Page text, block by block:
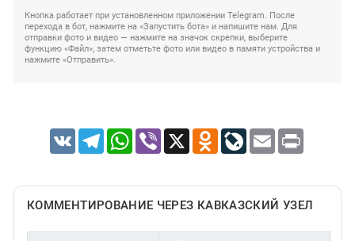
Кнопка работает при установленном приложении Telegram. После
перехода в бот, нажмите на «Запустить бота» и напишите нам. Для
отправки фото и видео — нажмите на значок скрепки, выберите
функцию «Файл», затем отметьте фото или видео в памяти устройства и
нажмите «Отправить».
VK TelegramWhatsApp
Viber X Odnoklassniki
LiveJournal
Email Print
КОММЕНТИРОВАНИЕ ЧЕРЕЗ КАВКАЗСКИЙ УЗЕЛ